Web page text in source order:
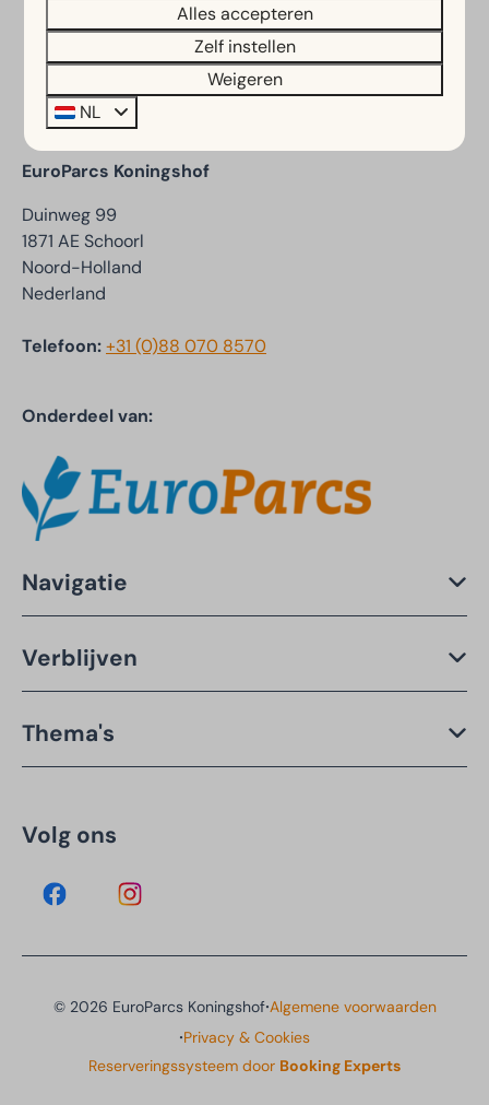
EuroParcs Koningshof
Duinweg 99
1871 AE Schoorl
Noord-Holland
Nederland
Telefoon:+31 (0)88 070 8570
Onderdeel van:
Navigatie
Verblijven
Thema's
Volg ons
© 2026 EuroParcs Koningshof·Algemene voorwaarden
·Privacy & Cookies
Reserveringssysteem door Booking Experts
Alles accepteren
Zelf instellen
Weigeren
NL